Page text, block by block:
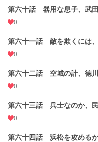
第六十話 器用な息子、武
0
第六十一話 敵を欺くには
0
第六十二話 空城の計、徳
0
第六十三話 兵士なのか、
0
第六十四話 浜松を攻める